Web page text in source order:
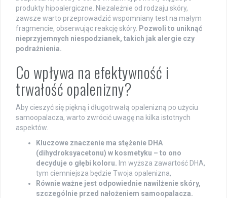
produkty hipoalergiczne. Niezależnie od rodzaju skóry,
zawsze warto przeprowadzić wspomniany test na małym
fragmencie, obserwując reakcję skóry. Pozwoli to uniknąć
nieprzyjemnych niespodzianek, takich jak alergie czy
podrażnienia.
Co wpływa na efektywność i
trwałość opalenizny?
Aby cieszyć się piękną i długotrwałą opalenizną po użyciu
samoopalacza, warto zwrócić uwagę na kilka istotnych
aspektów.
Kluczowe znaczenie ma stężenie DHA
(dihydroksyacetonu) w kosmetyku – to ono
decyduje o głębi koloru. Im wyższa zawartość DHA,
tym ciemniejsza będzie Twoja opalenizna,
Równie ważne jest odpowiednie nawilżenie skóry,
szczególnie przed nałożeniem samoopalacza.